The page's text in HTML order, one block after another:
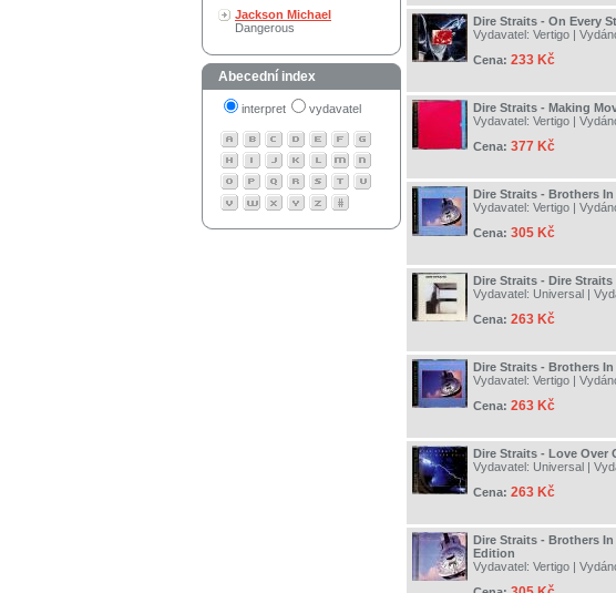
Jackson Michael
Dangerous
Abecední index
interpret vydavatel
Dire Straits - On Every
Vydavatel: Vertigo |
Cena: 233 Kč
Dire Straits - Making
Vydavatel: Vertigo |
Cena: 377 Kč
Dire Straits - Brothers
Vydavatel: Vertigo |
Cena: 305 Kč
Dire Straits - Dire Straits
Vydavatel: Universal |
Cena: 263 Kč
Dire Straits - Brothers
Vydavatel: Vertigo |
Cena: 263 Kč
Dire Straits - Love Over
Vydavatel: Universal |
Cena: 263 Kč
Dire Straits - Brothers
Edition
Vydavatel: Vertigo |